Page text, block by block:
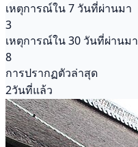
เหตุการณ์ใน 7 วันที่ผ่านมา
3
เหตุการณ์ใน 30 วันที่ผ่านมา
8
การปรากฏตัวล่าสุด
2วันที่แล้ว